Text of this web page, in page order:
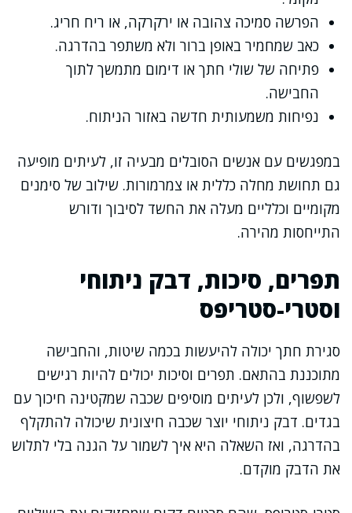
הפרשה סמיכה צהובה או ירקרקה, או ריח חריג.
כאב שמחמיר באופן ברור ולא משתפר בהדרגה.
פתיחה של שולי חתך או דימום מתמשך לתוך
החבישה.
נפיחות משמעותית חדשה באזור הניתוח.
במפגשים עם אנשים הסובלים מבעיה זו, לעיתים מופיעה
גם תחושת מחלה כללית או צמרמורות. שילוב של סימנים
מקומיים וכלליים מעלה את החשד לסיבוך ודורש
התייחסות מהירה.
תפרים, סיכות, דבק ניתוחי
וסטרי-סטריפס
סגירת חתך יכולה להיעשות בכמה שיטות, והחבישה
מתוכננת בהתאם. תפרים וסיכות יכולים להיות רגישים
לשפשוף, ולכן לעיתים מוסיפים שכבה שמקטינה חיכוך עם
בגדים. דבק ניתוחי יוצר שכבה חיצונית שיכולה להתקלף
בהדרגה, ואז השאלה היא איך לשמור על הגנה בלי לתלוש
את הדבק מוקדם.